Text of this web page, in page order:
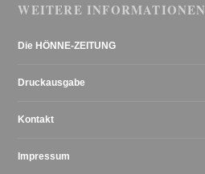
WEITERE INFORMATIONEN
Die HÖNNE-ZEITUNG
Druckausgabe
Kontakt
Impressum